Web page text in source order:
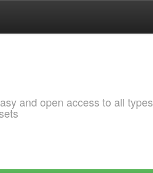
and open access to all